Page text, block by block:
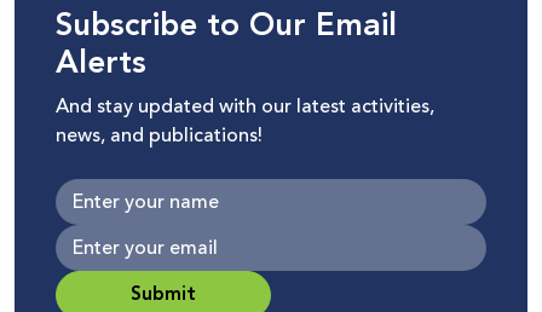
Subscribe to Our Email
Alerts
And stay updated with our latest activities,
news, and publications!
Submit